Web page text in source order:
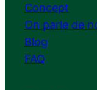
Concept
On parle de
Blog
FAQ